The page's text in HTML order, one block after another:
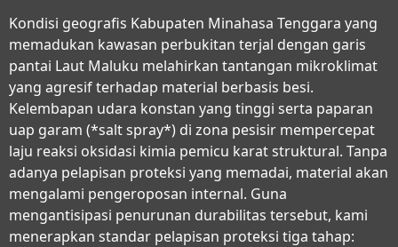
Kondisi geografis Kabupaten Minahasa Tenggara yang
memadukan kawasan perbukitan terjal dengan garis
pantai Laut Maluku melahirkan tantangan mikroklimat
yang agresif terhadap material berbasis besi.
Kelembapan udara konstan yang tinggi serta paparan
uap garam (*salt spray*) di zona pesisir mempercepat
laju reaksi oksidasi kimia pemicu karat struktural. Tanpa
adanya pelapisan proteksi yang memadai, material akan
mengalami pengeroposan internal. Guna
mengantisipasi penurunan durabilitas tersebut, kami
menerapkan standar pelapisan proteksi tiga tahap: